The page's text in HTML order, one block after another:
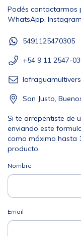
Podés contactarmos
WhatsApp,
5491125470305
+54 9 11 2547-
San Justo,
Si te arrepentiste de
enviando este
como máximo hasta
producto.
Nombre
Email